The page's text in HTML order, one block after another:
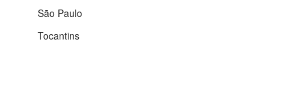
São Paulo
Tocantins